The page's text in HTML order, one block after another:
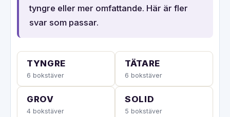
tyngre eller mer omfattande. Här är fler
svar som passar.
TYNGRE
6 bokstäver
TÄTARE
6 bokstäver
GROV
4 bokstäver
SOLID
5 bokstäver